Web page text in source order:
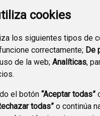
cookies
los siguientes tipos de
correctamente; De
de la web; Analíticas,
el botón “Aceptar todas”
todas” o continúa
PREGUNTAS
FRECUENTES